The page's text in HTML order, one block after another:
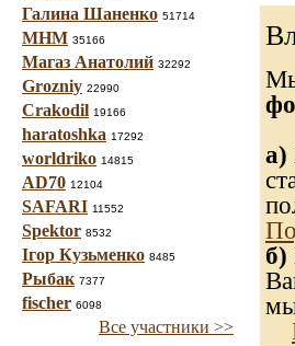
Галина Шаненко 51714
МНМ 35166
Магаз Анатолий 32292
Grozniy 22990
Crakodil 19166
haratoshka 17292
worldriko 14815
AD70 12104
SAFARI 11552
Spektor 8532
Ігор Кузьменко 8485
Рыбак 7377
fischer 6098
Все участники >>
а)
б)